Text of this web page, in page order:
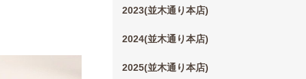
2023(並木通り本店)
2024(並木通り本店)
2025(並木通り本店)